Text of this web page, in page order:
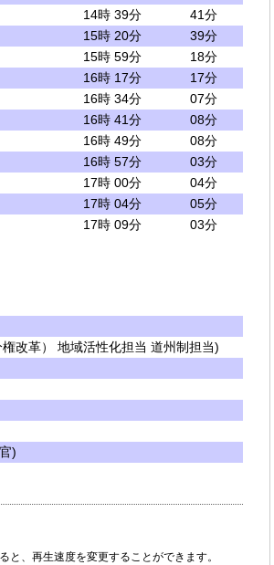
14時 39分
41分
15時 20分
39分
15時 59分
18分
16時 17分
17分
16時 34分
07分
16時 41分
08分
16時 49分
08分
16時 57分
03分
17時 00分
04分
17時 04分
05分
17時 09分 03分
改革） 地域活性化担当 道州制担当)
)
と、再生速度を変更することができます。